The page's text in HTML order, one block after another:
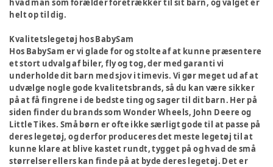
hvad man som forælder foretrækker til sit barn, og valget er
helt op til dig.
Kvalitetslegetøj hos BabySam
Hos BabySam er vi glade for og stolte af at kunne præsentere
et stort udvalg af biler, fly og tog, der med garanti vi
underholde dit barn med sjov i timevis. Vi gør meget ud af at
udvælge nogle gode kvalitetsbrands, så du kan være sikker
på at få fingrene i de bedste ting og sager til dit barn. Her på
siden finder du brands som Wonder Wheels, John Deere og
Little Tikes. Små børn er ofte ikke særligt gode til at passe på
deres legetøj, og derfor produceres det meste legetøj til at
kunne klare at blive kastet rundt, tygget på og hvad de små
størrelser ellers kan finde på at byde deres legetøj. Det er